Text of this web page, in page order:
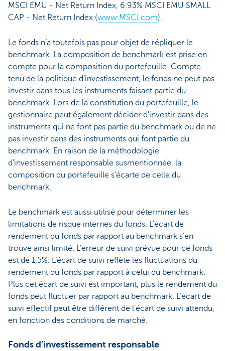
MSCI EMU - Net Return Index, 6.93% MSCI EMU SMALL
CAP - Net Return Index (www.MSCI.com).
Le fonds n’a toutefois pas pour objet de répliquer le
benchmark. La composition de benchmark est prise en
compte pour la composition du portefeuille. Compte
tenu de la politique d'investissement, le fonds ne peut pas
investir dans tous les instruments faisant partie du
benchmark. Lors de la constitution du portefeuille, le
gestionnaire peut également décider d'investir dans des
instruments qui ne font pas partie du benchmark ou de ne
pas investir dans des instruments qui font partie du
benchmark. En raison de la méthodologie
d'investissement responsable susmentionnée, la
composition du portefeuille s'écarte de celle du
benchmark.
Le benchmark est aussi utilisé pour déterminer les
limitations de risque internes du fonds. L’écart de
rendement du fonds par rapport au benchmark s’en
trouve ainsi limité. L'erreur de suivi prévue pour ce fonds
est de 1,5%. L’écart de suivi reflète les fluctuations du
rendement du fonds par rapport à celui du benchmark.
Plus cet écart de suivi est important, plus le rendement du
fonds peut fluctuer par rapport au benchmark. L’écart de
suivi effectif peut être différent de l’écart de suivi attendu,
en fonction des conditions de marché.
Fonds d’investissement responsable